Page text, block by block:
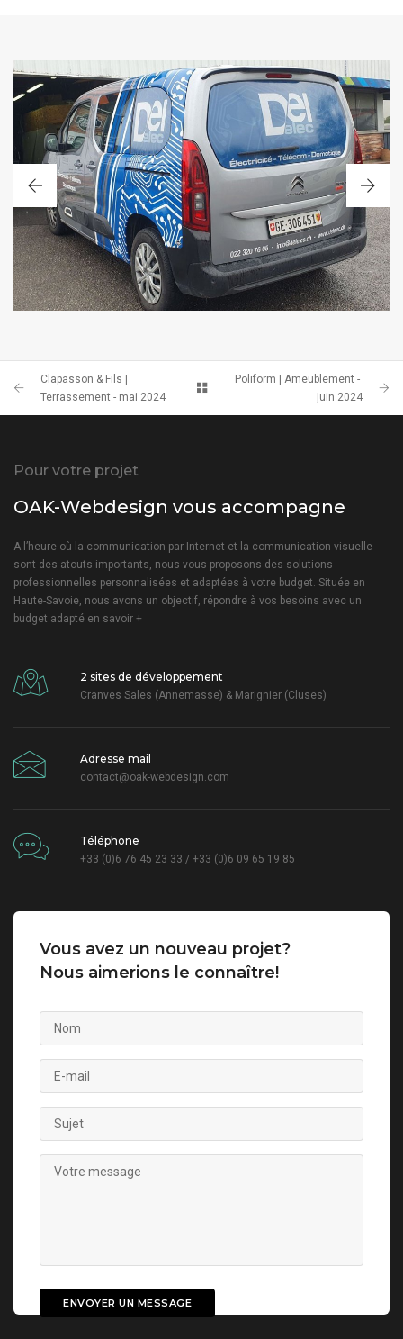
COVERING
Clapasson & Fils |
Terrassement - mai 2024
Poliform | Ameublement -
juin 2024
Pour votre projet
OAK-Webdesign vous accompagne
A l’heure où la communication par Internet et la communication visuelle
sont des atouts importants, nous vous proposons des solutions
professionnelles personnalisées et adaptées à votre budget. Située en
Haute-Savoie, nous avons un objectif, répondre à vos besoins avec un
budget adapté en savoir +
2 sites de développement
Cranves Sales (Annemasse) & Marignier (Cluses)
Adresse mail
contact@oak-webdesign.com
Téléphone
+33 (0)6 76 45 23 33 / +33 (0)6 09 65 19 85
Vous avez un nouveau projet?
Nous aimerions le connaître!